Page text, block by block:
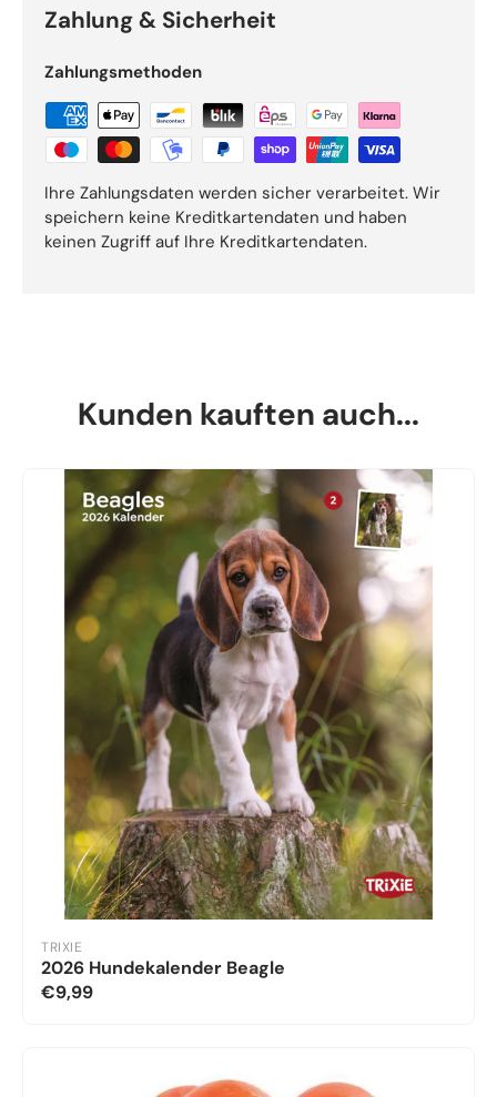
Zahlung & Sicherheit
Zahlungsmethoden
Ihre Zahlungsdaten werden sicher verarbeitet. Wir
speichern keine Kreditkartendaten und haben
keinen Zugriff auf Ihre Kreditkartendaten.
Kunden kauften auch...
TRIXIE
2026 Hundekalender Beagle
€9,99